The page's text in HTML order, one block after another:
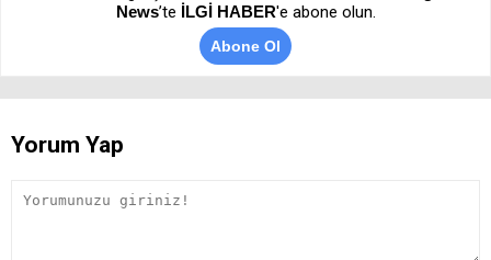
News’te İLGİ HABER'e abone olun.
Abone Ol
Yorum Yap